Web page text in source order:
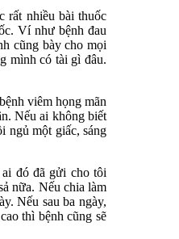
rất nhiều bài thuốc
Ví như bệnh đau
cũng bày cho mọi
mình có tài gì đâu.
viêm họng mãn
Nếu ai không biết
ngủ một giấc, sáng
đó đã gửi cho tôi
nữa. Nếu chia làm
Nếu sau ba ngày,
thì bệnh cũng sẽ